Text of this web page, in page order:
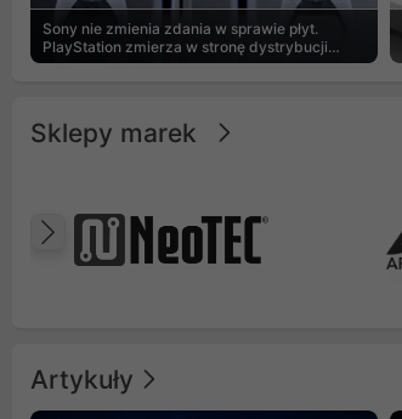
Sony nie zmienia zdania w sprawie płyt.
PlayStation zmierza w stronę dystrybucji
cyfrowej
Sklepy marek
Poprzedni
Artykuły